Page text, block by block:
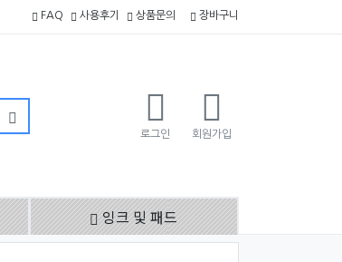
FAQ 사용후기 상품문의 장바구니
로그인 회원가입
잉크 및 패드